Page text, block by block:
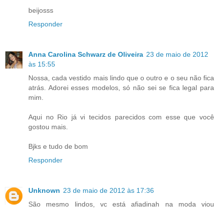
beijosss
Responder
Anna Carolina Schwarz de Oliveira 23 de maio de 2012
às 15:55
Nossa, cada vestido mais lindo que o outro e o seu não fica
atrás. Adorei esses modelos, só não sei se fica legal para
mim.
Aqui no Rio já vi tecidos parecidos com esse que você
gostou mais.
Bjks e tudo de bom
Responder
Unknown 23 de maio de 2012 às 17:36
São mesmo lindos, vc está afiadinah na moda viou